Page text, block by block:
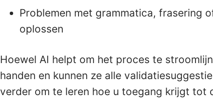
Problemen met grammatica, frasering
oplossen
Hoewel AI helpt om het proces te
handen en kunnen ze alle
verder om te leren hoe u toegang krijgt tot